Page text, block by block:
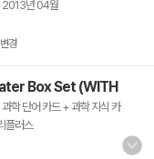
2013년 04월
변경
Box Set (WITH
학 단어 카드 + 과학 지식 카
플러스